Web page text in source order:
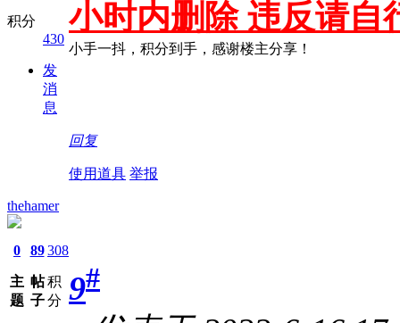
积分
430
发
消
息
小时内删除 违反请自
小手一抖，积分到手，感谢楼主分享！
回复
使用道具 举报
thehamer
0
主
题
89
帖
子
308
积
分 9#